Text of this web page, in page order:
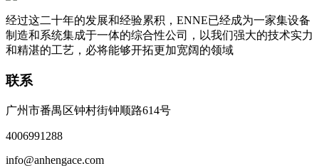
经过这二十年的发展和经验累积，ENNE已经成为一家集设备
制造和系统集成于一体的综合性公司，以我们强大的技术实力
和精湛的工艺，必将能够开拓更加宽阔的领域
联系
广州市番禺区钟村街钟顺路614号
4006991288
info@anhengace.com